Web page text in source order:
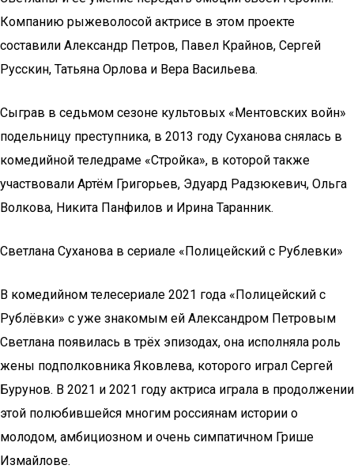
Компанию рыжеволосой актрисе в этом проекте
составили Александр Петров, Павел Крайнов, Сергей
Русскин, Татьяна Орлова и Вера Васильева.
Сыграв в седьмом сезоне культовых «Ментовских войн»
подельницу преступника, в 2013 году Суханова снялась в
комедийной теледраме «Стройка», в которой также
участвовали Артём Григорьев, Эдуард Радзюкевич, Ольга
Волкова, Никита Панфилов и Ирина Таранник.
Светлана Суханова в сериале «Полицейский с Рублевки»
В комедийном телесериале 2021 года «Полицейский с
Рублёвки» с уже знакомым ей Александром Петровым
Светлана появилась в трёх эпизодах, она исполняла роль
жены подполковника Яковлева, которого играл Сергей
Бурунов. В 2021 и 2021 году актриса играла в продолжении
этой полюбившейся многим россиянам истории о
молодом, амбициозном и очень симпатичном Грише
Измайлове.